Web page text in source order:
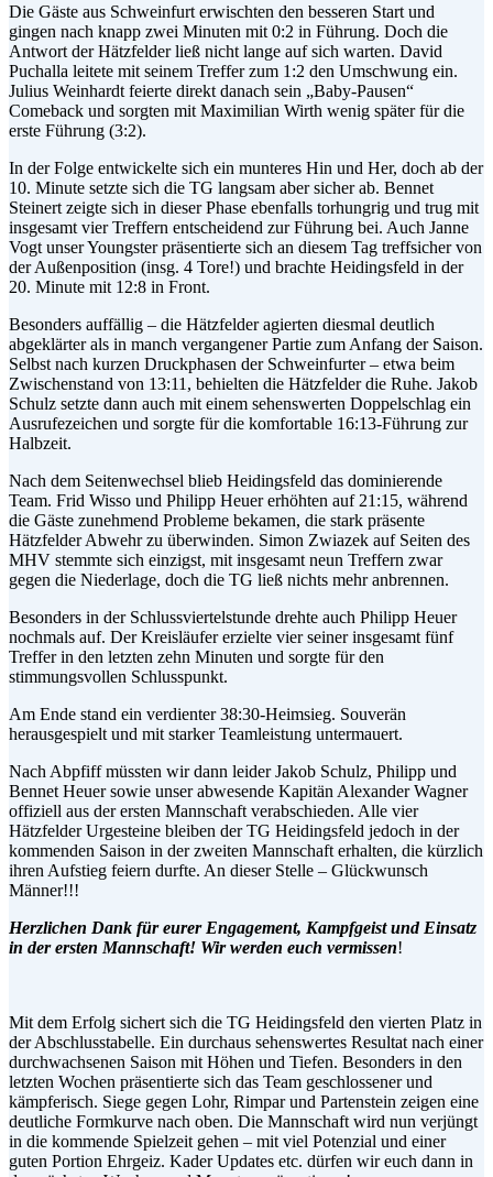
Die Gäste aus Schweinfurt erwischten den besseren Start und
gingen nach knapp zwei Minuten mit 0:2 in Führung. Doch die
Antwort der Hätzfelder ließ nicht lange auf sich warten. David
Puchalla leitete mit seinem Treffer zum 1:2 den Umschwung ein.
Julius Weinhardt feierte direkt danach sein „Baby-Pausen“
Comeback und sorgten mit Maximilian Wirth wenig später für die
erste Führung (3:2).
In der Folge entwickelte sich ein munteres Hin und Her, doch ab der
10. Minute setzte sich die TG langsam aber sicher ab. Bennet
Steinert zeigte sich in dieser Phase ebenfalls torhungrig und trug mit
insgesamt vier Treffern entscheidend zur Führung bei. Auch Janne
Vogt unser Youngster präsentierte sich an diesem Tag treffsicher von
der Außenposition (insg. 4 Tore!) und brachte Heidingsfeld in der
20. Minute mit 12:8 in Front.
Besonders auffällig – die Hätzfelder agierten diesmal deutlich
abgeklärter als in manch vergangener Partie zum Anfang der Saison.
Selbst nach kurzen Druckphasen der Schweinfurter – etwa beim
Zwischenstand von 13:11, behielten die Hätzfelder die Ruhe. Jakob
Schulz setzte dann auch mit einem sehenswerten Doppelschlag ein
Ausrufezeichen und sorgte für die komfortable 16:13-Führung zur
Halbzeit.
Nach dem Seitenwechsel blieb Heidingsfeld das dominierende
Team. Frid Wisso und Philipp Heuer erhöhten auf 21:15, während
die Gäste zunehmend Probleme bekamen, die stark präsente
Hätzfelder Abwehr zu überwinden. Simon Zwiazek auf Seiten des
MHV stemmte sich einzigst, mit insgesamt neun Treffern zwar
gegen die Niederlage, doch die TG ließ nichts mehr anbrennen.
Besonders in der Schlussviertelstunde drehte auch Philipp Heuer
nochmals auf. Der Kreisläufer erzielte vier seiner insgesamt fünf
Treffer in den letzten zehn Minuten und sorgte für den
stimmungsvollen Schlusspunkt.
Am Ende stand ein verdienter 38:30-Heimsieg. Souverän
herausgespielt und mit starker Teamleistung untermauert.
Nach Abpfiff müssten wir dann leider Jakob Schulz, Philipp und
Bennet Heuer sowie unser abwesende Kapitän Alexander Wagner
offiziell aus der ersten Mannschaft verabschieden. Alle vier
Hätzfelder Urgesteine bleiben der TG Heidingsfeld jedoch in der
kommenden Saison in der zweiten Mannschaft erhalten, die kürzlich
ihren Aufstieg feiern durfte. An dieser Stelle – Glückwunsch
Männer!!!
Herzlichen Dank für eurer Engagement, Kampfgeist und Einsatz
in der ersten Mannschaft! Wir werden euch vermissen!
Mit dem Erfolg sichert sich die TG Heidingsfeld den vierten Platz in
der Abschlusstabelle. Ein durchaus sehenswertes Resultat nach einer
durchwachsenen Saison mit Höhen und Tiefen. Besonders in den
letzten Wochen präsentierte sich das Team geschlossener und
kämpferisch. Siege gegen Lohr, Rimpar und Partenstein zeigen eine
deutliche Formkurve nach oben. Die Mannschaft wird nun verjüngt
in die kommende Spielzeit gehen – mit viel Potenzial und einer
guten Portion Ehrgeiz. Kader Updates etc. dürfen wir euch dann in